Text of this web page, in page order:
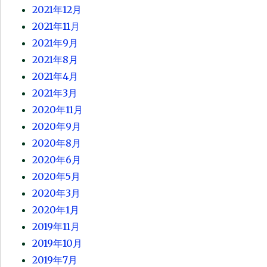
2021年12月
2021年11月
2021年9月
2021年8月
2021年4月
2021年3月
2020年11月
2020年9月
2020年8月
2020年6月
2020年5月
2020年3月
2020年1月
2019年11月
2019年10月
2019年7月